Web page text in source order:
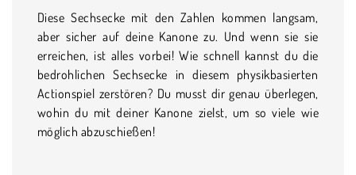
Diese Sechsecke mit den Zahlen kommen langsam,
aber sicher auf deine Kanone zu. Und wenn sie sie
erreichen, ist alles vorbei! Wie schnell kannst du die
bedrohlichen Sechsecke in diesem physikbasierten
Actionspiel zerstören? Du musst dir genau überlegen,
wohin du mit deiner Kanone zielst, um so viele wie
möglich abzuschießen!